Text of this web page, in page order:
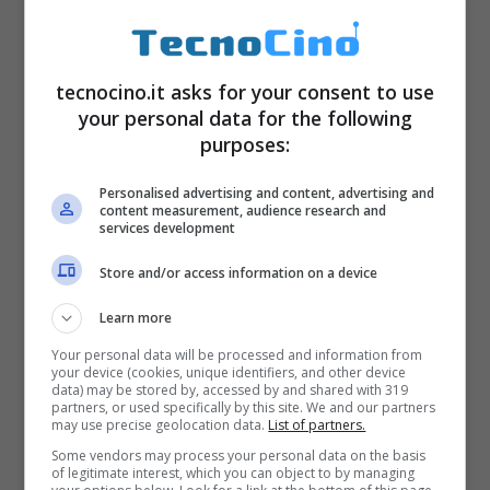
Durante ogni ondata di blocchi, appariranno
dei cerchi con un segno“+” che vi
permetteranno di aggiungere una pallina a
quelle che potete lanciare. Spesso vi
saranno anche deicerchi azzurri, orientati
verticalmente o orizzontalmente, che, se
toccati dalle palline, sottrarranno 1 da ogni
blocco sulla loro traiettoria e, immancabili,
sono i cerchi, dicolore rosa, che, se toccati,
faranno schizzare le palline in ogni direzione
possibile per permettervi un raggio d’azione
più ampio. Il gioco consiste nel non far
tecnocino.it asks for your consent to use
your personal data for the following
purposes:
Personalised advertising and content, advertising and
content measurement, audience research and
services development
Store and/or access information on a device
Learn more
Your personal data will be processed and information from
your device (cookies, unique identifiers, and other device
data) may be stored by, accessed by and shared with 319
partners, or used specifically by this site. We and our partners
may use precise geolocation data. List of partners.
Some vendors may process your personal data on the basis
of legitimate interest, which you can object to by managing